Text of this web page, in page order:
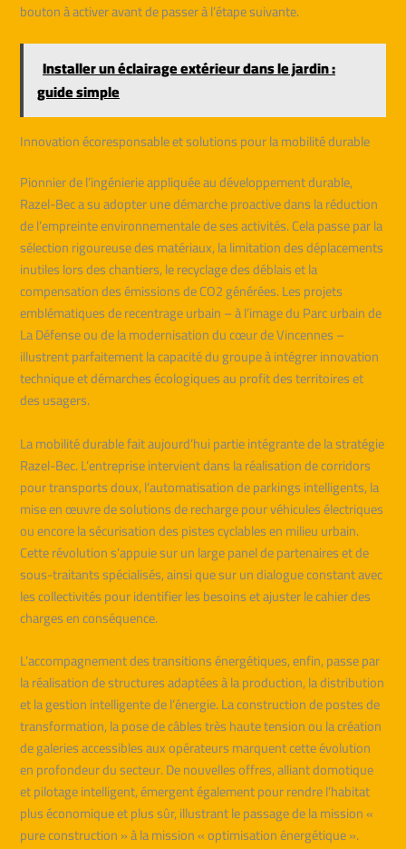
bouton à activer avant de passer à l’étape suivante.
Installer un éclairage extérieur dans le jardin :
guide simple
Innovation écoresponsable et solutions pour la mobilité durable
Pionnier de l’ingénierie appliquée au développement durable,
Razel-Bec a su adopter une démarche proactive dans la réduction
de l’empreinte environnementale de ses activités. Cela passe par la
sélection rigoureuse des matériaux, la limitation des déplacements
inutiles lors des chantiers, le recyclage des déblais et la
compensation des émissions de CO2 générées. Les projets
emblématiques de recentrage urbain – à l’image du Parc urbain de
La Défense ou de la modernisation du cœur de Vincennes –
illustrent parfaitement la capacité du groupe à intégrer innovation
technique et démarches écologiques au profit des territoires et
des usagers.
La mobilité durable fait aujourd’hui partie intégrante de la stratégie
Razel-Bec. L’entreprise intervient dans la réalisation de corridors
pour transports doux, l’automatisation de parkings intelligents, la
mise en œuvre de solutions de recharge pour véhicules électriques
ou encore la sécurisation des pistes cyclables en milieu urbain.
Cette révolution s’appuie sur un large panel de partenaires et de
sous-traitants spécialisés, ainsi que sur un dialogue constant avec
les collectivités pour identifier les besoins et ajuster le cahier des
charges en conséquence.
L’accompagnement des transitions énergétiques, enfin, passe par
la réalisation de structures adaptées à la production, la distribution
et la gestion intelligente de l’énergie. La construction de postes de
transformation, la pose de câbles très haute tension ou la création
de galeries accessibles aux opérateurs marquent cette évolution
en profondeur du secteur. De nouvelles offres, alliant domotique
et pilotage intelligent, émergent également pour rendre l’habitat
plus économique et plus sûr, illustrant le passage de la mission «
pure construction » à la mission « optimisation énergétique ».